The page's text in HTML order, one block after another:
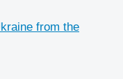
from the